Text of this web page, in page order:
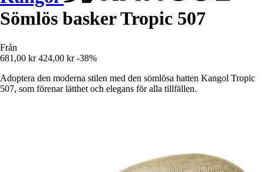
Sömlös basker Tropic 507
Från
681,00 kr 424,00 kr -38%
Adoptera den moderna stilen med den sömlösa hatten Kangol Tropic
507, som förenar lätthet och elegans för alla tillfällen.